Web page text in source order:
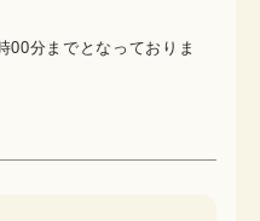
00分までとなっておりま